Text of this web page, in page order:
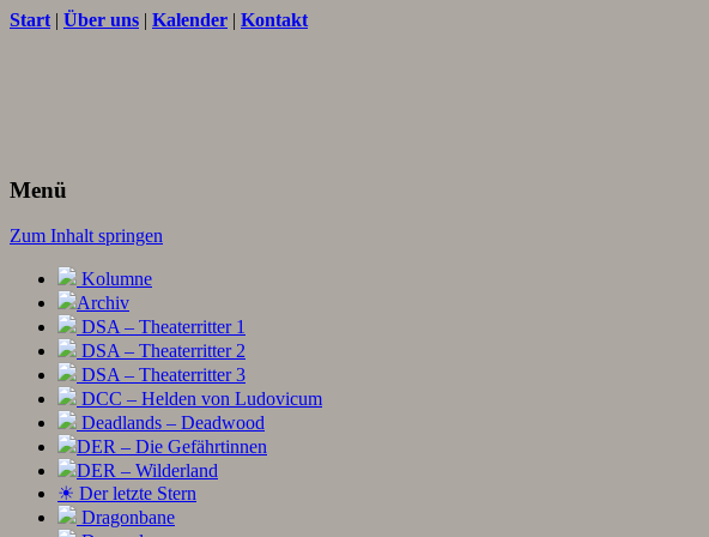
Start | Über uns | Kalender | Kontakt
Menü
Zum Inhalt springen
Kolumne
Archiv
DSA – Theaterritter 1
DSA – Theaterritter 2
DSA – Theaterritter 3
DCC – Helden von Ludovicum
Deadlands – Deadwood
DER – Die Gefährtinnen
DER – Wilderland
☀ Der letzte Stern
Dragonbane